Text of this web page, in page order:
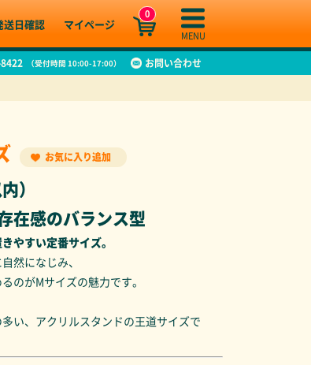
MENU
送日確認 マイページ
0
（受付時間 10:00-17:00）
お問い合わせ
お気に入り追加
）
在感のバランス型
やすい定番サイズ。
然になじみ、
のがMサイズの魅力です。
い、アクリルスタンドの王道サイズで